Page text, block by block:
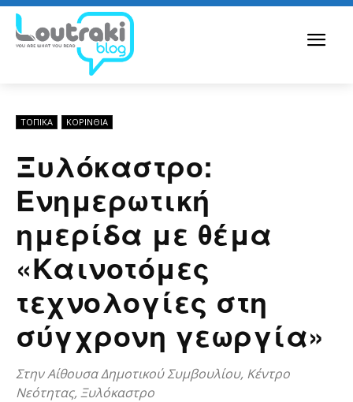
ΤΟΠΙΚΑ ΚΟΡΙΝΘΊΑ
Ξυλόκαστρο:
Ενημερωτική
ημερίδα με θέμα
«Καινοτόμες
τεχνολογίες στη
σύγχρονη γεωργία»
Στην Αίθουσα Δημοτικού Συμβουλίου, Κέντρο
Νεότητας, Ξυλόκαστρο